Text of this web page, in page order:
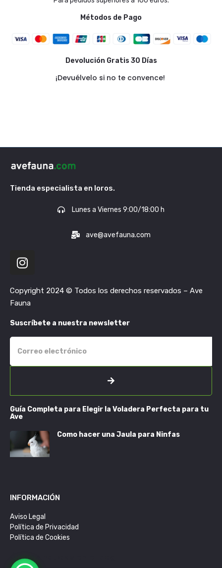
Métodos de Pago
Devolución Gratis 30 Días
¡Devuélvelo si no te convence!
Tienda especialista en loros.
Lunes a Viernes 9:00/18:00 h
ave@avefauna.com
Copyright 2024 © Todos los derechos reservados – Ave
Fauna
Suscríbete a nuestra newsletter
Guía Completa para Elegir la Voladera Perfecta para tu
Ave
Como hacer una Jaula para Ninfas
INFORMACIÓN
Aviso Legal
Política de Privacidad
Política de Cookies
Últimas noticias en el blog